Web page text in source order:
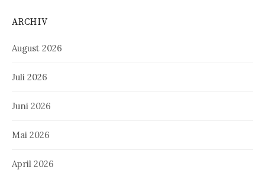
ARCHIV
August 2026
Juli 2026
Juni 2026
Mai 2026
April 2026